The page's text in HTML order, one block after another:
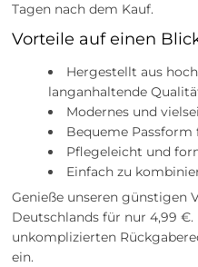
Tagen nach dem Kauf.
Vorteile auf einen
Hergestellt aus
langanhaltende
Modernes und
Bequeme
Pflegeleicht und
Einfach zu
Genieße unseren günstigen
Deutschlands für nur 4,99
unkomplizierten
ein.